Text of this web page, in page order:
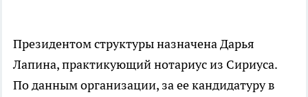
Президентом структуры назначена Дарья
Лапина, практикующий нотариус из Сириуса.
По данным организации, за ее кандидатуру в